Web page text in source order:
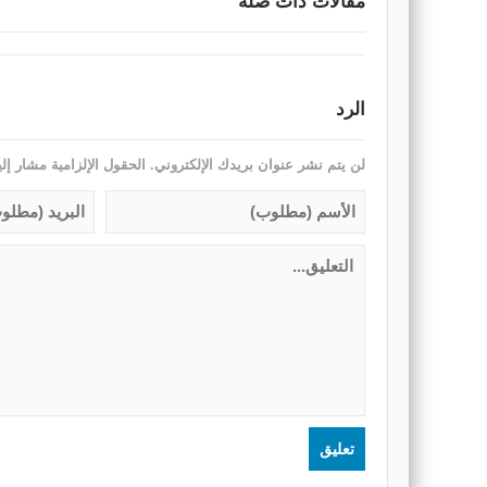
الرد
لن يتم نشر عنوان بريدك الإلكتروني. الحقول الإلزامية مشار